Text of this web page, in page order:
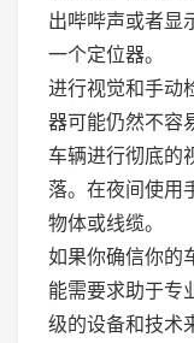
出哔哔声或者显
一个定位器。
进行视觉和手动
器可能仍然不容
车辆进行彻底的
落。在夜间使用
物体或线缆。
如果你确信你的
能需要求助于专
级的设备和技术